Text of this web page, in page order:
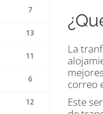
7
13
11
6
12
La
correo
Este